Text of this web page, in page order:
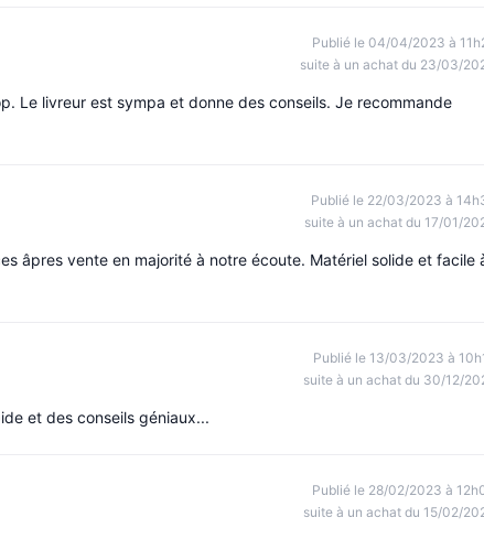
Publié le 04/04/2023 à
suite à un achat du 23/03/
Le livreur est sympa et donne des conseils. Je recommande
Publié le 22/03/2023 à
suite à un achat du 17/01/
âpres vente en majorité à notre écoute. Matériel solide et facile
Publié le 13/03/2023 à
suite à un achat du 30/12/
et des conseils géniaux...
Publié le 28/02/2023 à
suite à un achat du 15/02/